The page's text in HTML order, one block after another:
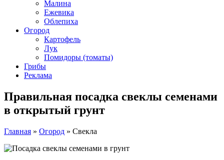
Малина
Ежевика
Облепиха
Огород
Картофель
Лук
Помидоры (томаты)
Грибы
Реклама
Правильная посадка свеклы семенами
в открытый грунт
Главная » Огород » Свекла